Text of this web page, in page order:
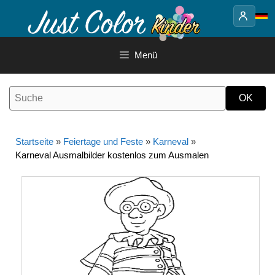
Inhalt
Menü
Startseite » Feiertage und Feste » Karneval »
Karneval Ausmalbilder kostenlos zum Ausmalen